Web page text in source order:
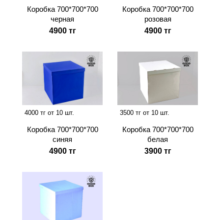
Коробка 700*700*700
черная
4900 тг
Коробка 700*700*700
розовая
4900 тг
4000 тг от 10 шт.
Коробка 700*700*700
синяя
4900 тг
3500 тг от 10 шт.
Коробка 700*700*700
белая
3900 тг